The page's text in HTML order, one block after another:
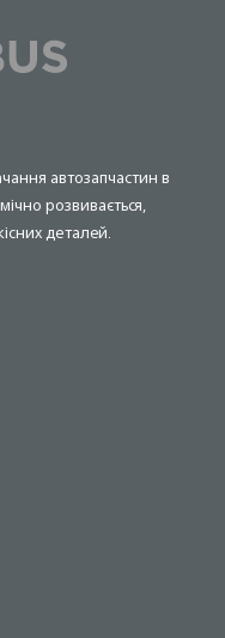
автозапчастин в
розвивається,
деталей.